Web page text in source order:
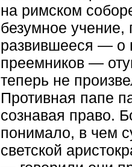
на римском
безумное
развившееся — о
преемников —
теперь не
Противная папе
сознавая право.
понимало, в чем
светской